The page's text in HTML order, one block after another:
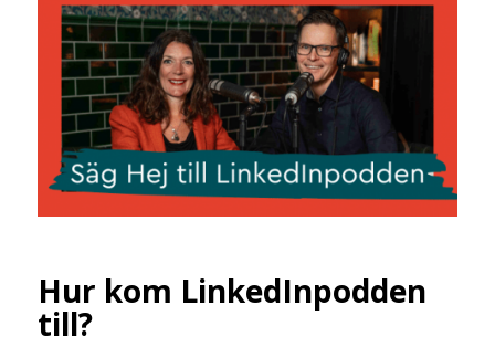
Hur kom LinkedInpodden
till?